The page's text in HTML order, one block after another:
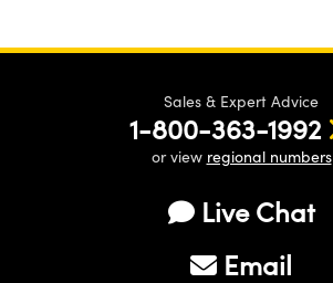
Sales & Expert Advice
1-800-363-1992
or view regional numbers
Live Chat
Email